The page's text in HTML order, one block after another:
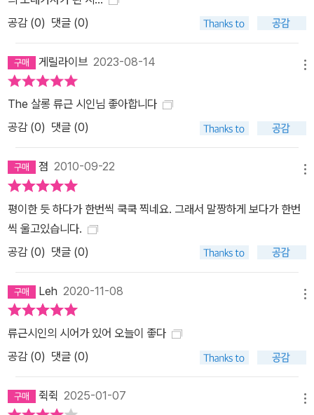
공감 (0) 댓글 (0)
게릴라이브 2023-08-14
The 살롱 류근 시인님 좋아합니다
공감 (0) 댓글 (0)
졈 2010-09-22
평이한 듯 하다가 한번씩 쿡쿡 찍네요. 그래서 말짱하게 보다가 한번
씩 울고있습니다.
공감 (0) 댓글 (0)
Leh 2020-11-08
류근시인의 시어가 있어 오늘이 좋다
공감 (0) 댓글 (0)
쥑쥑 2025-01-07